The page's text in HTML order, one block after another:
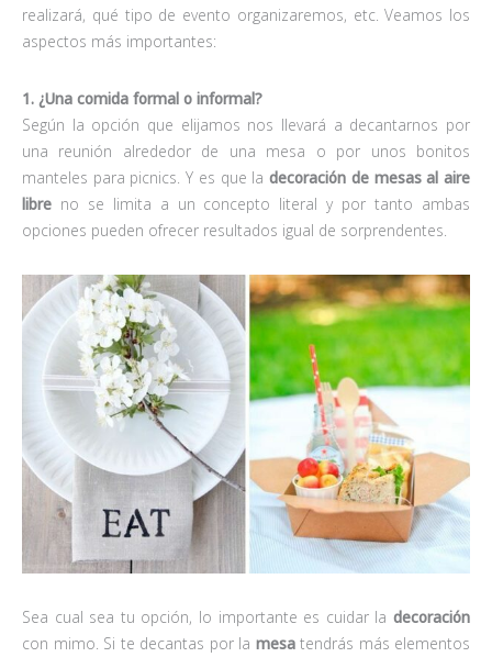
realizará, qué tipo de evento organizaremos, etc. Veamos los
aspectos más importantes:
1. ¿Una comida formal o informal?
Según la opción que elijamos nos llevará a decantarnos por
una reunión alrededor de una mesa o por unos bonitos
manteles para picnics. Y es que ladecoración de mesas al aire
libre no se limita a un concepto literal y por tanto ambas
opciones pueden ofrecer resultados igual de sorprendentes.
Sea cual sea tu opción, lo importante es cuidar la decoración
con mimo. Si te decantas por la mesatendrás más elementos